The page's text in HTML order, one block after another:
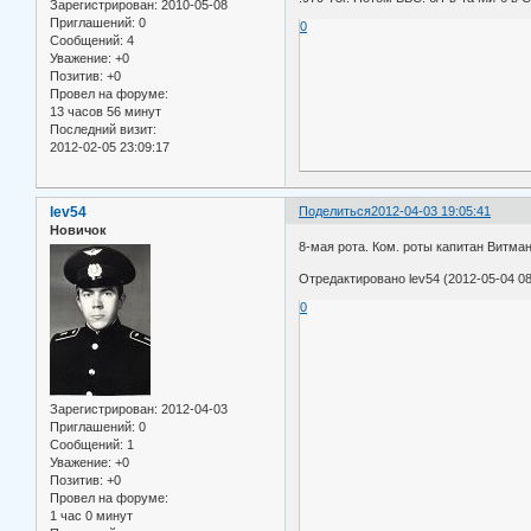
Зарегистрирован: 2010-05-08
Приглашений: 0
Сообщений: 4
Уважение: +0
Позитив: +0
Провел на форуме:
13 часов 56 минут
Последний визит:
2012-02-05 23:09:17
0
Поделиться2012-04-03 19:05:41
lev54
Новичок
Зарегистрирован: 2012-04-03
Приглашений: 0
Сообщений: 1
Уважение: +0
Позитив: +0
Провел на форуме:
1 час 0 минут
8-мая рота. Ком. роты капитан
Отредактировано lev54 (2012-05-04
0